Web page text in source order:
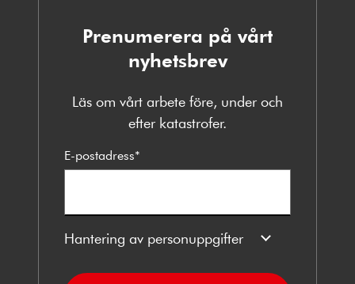
Prenumerera på vårt
nyhetsbrev
Läs om vårt arbete före, under och
efter katastrofer.
E-postadress*
Hantering av personuppgifter